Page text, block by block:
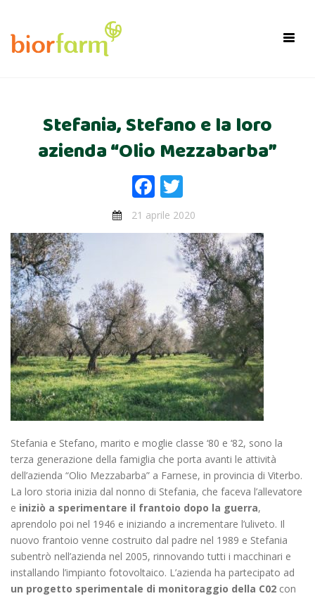
Stefania, Stefano e la loro
azienda “Olio Mezzabarba”
Facebook
21 aprile 2020
Stefania e Stefano, marito e moglie classe ‘80 e ‘82, sono la
terza generazione della famiglia che porta avanti le attività
dell’azienda “Olio Mezzabarba” a Farnese, in provincia di Viterbo.
La loro storia inizia dal nonno di Stefania, che faceva l’allevatore
e iniziò a sperimentare il frantoio dopo la guerra,
aprendolo poi nel 1946 e iniziando a incrementare l’uliveto. Il
nuovo frantoio venne costruito dal padre nel 1989 e Stefania
subentrò nell’azienda nel 2005, rinnovando tutti i macchinari e
installando l’impianto fotovoltaico. L’azienda ha partecipato ad
un progetto sperimentale di monitoraggio della C02 con